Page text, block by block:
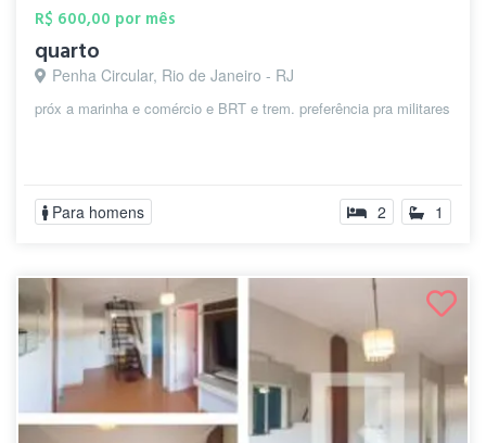
R$ 600,00 por mês
quarto
Penha Circular, Rio de Janeiro - RJ
próx a marinha e comércio e BRT e trem. preferência pra militares
Para homens 2 1